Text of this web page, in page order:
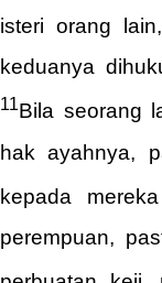
isteri orang
keduanya
11Bila seorang
hak ayahnya,
kepada
perempuan,